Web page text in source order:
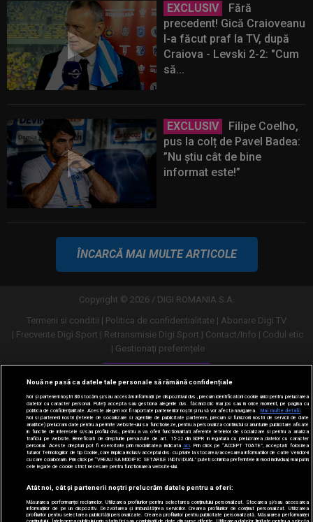
EXCLUSIV
Fără
precedent! Gică Craioveanu
l-a făcut praf la TV, după
Craiova - Levski 2-2: "Cum
să...
EXCLUSIV
Filipe Coelho,
pus la colț de Pavel Badea:
”Nu știu cât de bine
informat este!”
ÎNCARCĂ MAI MULTE ARTICOLE
Copyright © 2026 / DIGI ROMANIA S.A.
Termeni si conditii
Politica de confidentialitate
Abonare Digi TV
Frecvente Digi Sport
Retransmisie Digi Sport Contact/Info
Codul etic
Gestionați preferințele
Versiune desktop
Nouă ne pasă ca datele tale personale să rămână confidențiale
Noi și partenerii noștri30stocăm și/sau accesăm informații pe dispozitivul dvs., precum identificatorii cookie unici pentru prelucrarea
datelor cu caracter personal. Puteți accepta sau gestiona alegerile dvs. făcând clic mai jos sau în orice moment, pe pagina cu
politica de confidențialitate. Aceste alegeri vor fi raportate partenerilor noștri și nu vă vor afecta navigarea.
Mai multe detalii
Noi si partenerii nostri (retelele de socializare si agentiile de publicitate partenere, precum si furnizorii nostri de servicii de date
analitice) prelucram date pentru a permite website-ului sa functioneze, pentru a personaliza continutul si anunturile publicitare afisate
in functie de interesele si/sau profilul dvs., pentru a va oferi functionalitati aferente retelelor de socializare si pentru a analiza
traficul pe website. Beneficiati de drepturile prevazute de art. 15-22 din GDPR in legatura cu prelucrarea datelor cu caracter
personal. Aceste drepturi pot fi exercitate prin modalitatea indicata aici. Prin click pe “ACCEPT TOATE”, acceptati folosirea
tuturor Tehnologiilor de tip Cookie, care implica inclusiv acceptul dvs. cu privire la stocarea/accesarea informatiilor de catre Vendor-ii
cu care colaboram. Prin click pe “VREAU SA MODIFIC SETARILE INDIVIDUAL” puteti schimba preferintele in mod individual, mai putin
cele legate de cookie strict necesare pentru functionarea website-ului.
Atât noi, cât și partenerii noștri prelucrăm datele pentru a oferi:
Măsurarea performanței reclamelor. Utilizarea profilurilor pentru selectarea conținutului personalizat. Stocarea și/sau accesarea
informațiilor de pe un dispozitiv. Dezvoltarea și îmbunătățirea serviciilor. Crearea profilurilor de conținut personalizat. Utilizarea
profilurilor pentru selectarea publicității personalizate. Crearea profilurilor pentru publicitate personalizată. Măsurarea performanței